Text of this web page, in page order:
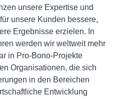
unsere Expertise und
unsere Kunden bessere,
Ergebnisse erzielen. In
werden wir weltweit mehr
in Pro-Bono-Projekte
Organisationen, die sich
in den Bereichen
Entwicklung